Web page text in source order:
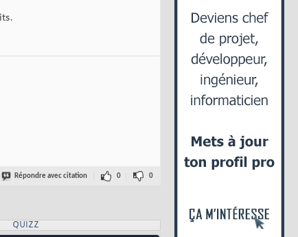
Répondre avec citation 0 0
QUIZZ